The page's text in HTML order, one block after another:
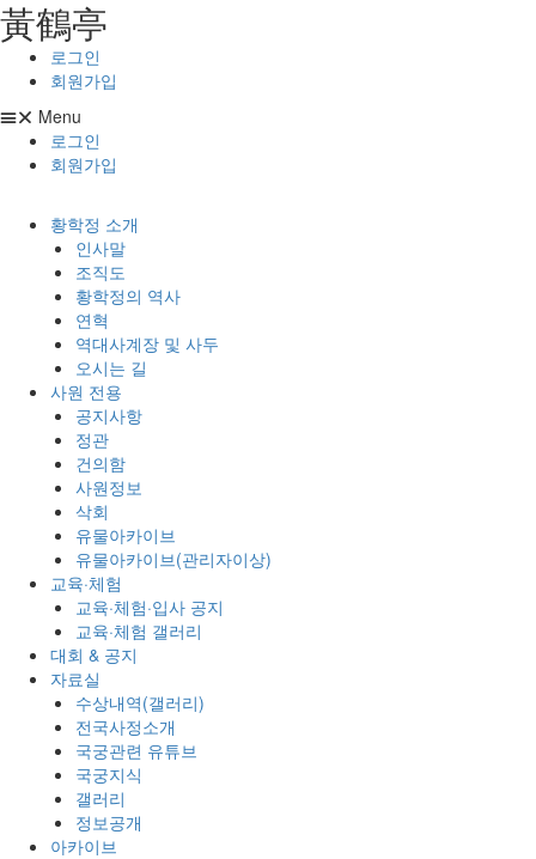
콘텐츠로
건너뛰기
⿈鶴亭
로그인
회원가입
Menu
로그인
회원가입
황학정 소개
인사말
조직도
황학정의 역사
연혁
역대사계장 및 사두
오시는 길
사원 전용
공지사항
정관
건의함
사원정보
삭회
유물아카이브
유물아카이브(관리자이상)
교육·체험
교육·체험·입사 공지
교육·체험 갤러리
대회 & 공지
자료실
수상내역(갤러리)
전국사정소개
국궁관련 유튜브
국궁지식
갤러리
정보공개
아카이브